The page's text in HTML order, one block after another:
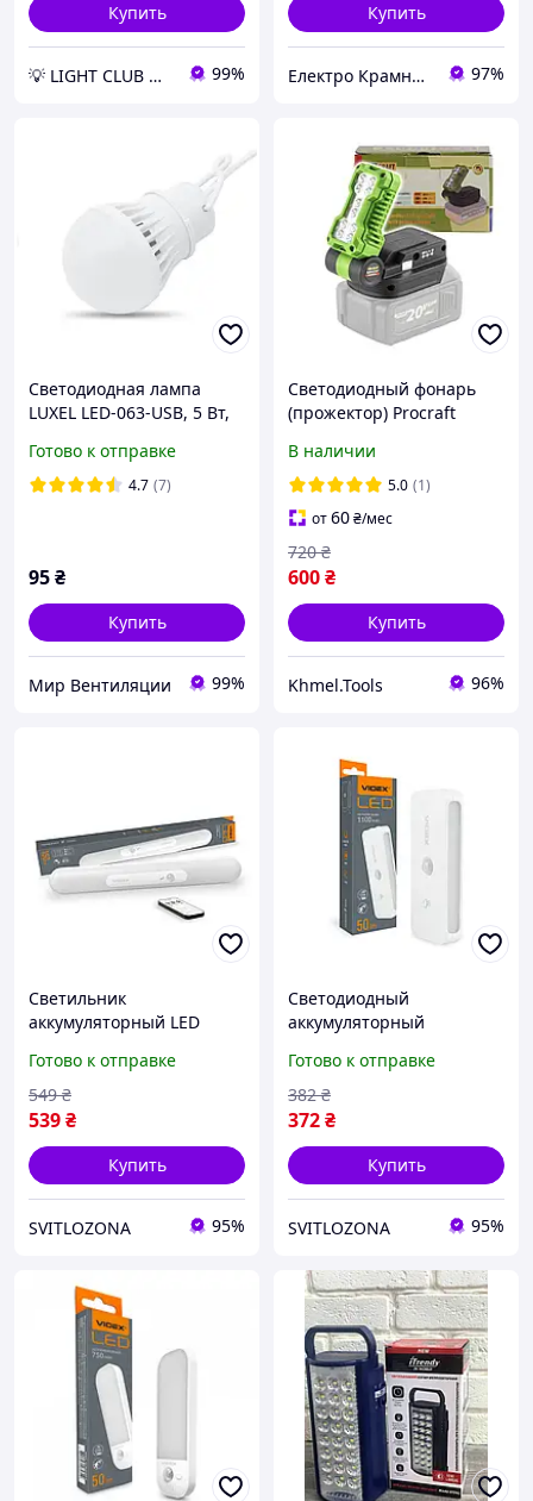
Купить
💡 LIGHT CLUB 💡 - оптимальні світлові рішення 99%
Купить
Електро Крамниця 97%
Светодиодная лампа
LUXEL LED-063-USB, 5 Вт,
Готово к отправке
4.7 (7)
95₴
Купить
Мир Вентиляции 99%
Светодиодный фонарь
(прожектор) Procraft
Type-C, Type-A, угол 180°,
без АКБ
В наличии
5.0 (1)
от60₴/мес
600₴
720 ₴
Купить
Khmel.Tools 96%
Светильник
аккумуляторный LED
датчиком движения,
пультом ДУ
Готово к отправке
539₴
549 ₴
Купить
SVITLOZONA 95%
Светодиодный
аккумуляторный
NL053W-S с датчиком
движения, беспроводной
Готово к отправке
372₴
382 ₴
Купить
SVITLOZONA 95%